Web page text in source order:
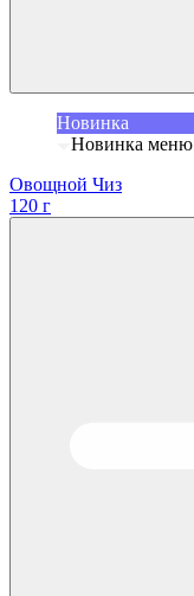
Новинка
Новинка меню
Овощной Чиз
120 г